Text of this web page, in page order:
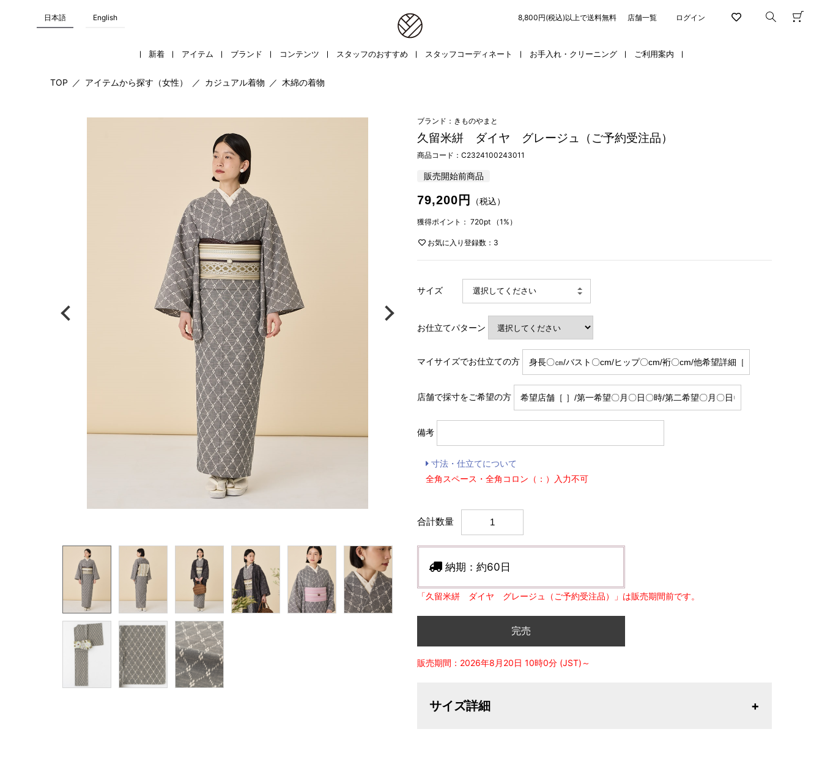
日本語 English ログイン
8,800円(税込)以上で送料無料 店舗一覧
新着 アイテム ブランド コンテンツ スタッフのおすすめ スタッフコーディネート お手入れ・クリーニング ご利用案内
TOP ／ アイテムから探す（女性） ／ カジュアル着物 ／ 木綿の着物
ブランド：きものやまと
久留米絣 ダイヤ グレージュ（ご予約受注品）
商品コード： C2324100243011
販売開始前商品
79,200円 （税込）
獲得ポイント： 720pt （1%）
お気に入り登録数：3
サイズ
お仕立てパターン
マイサイズでお仕立ての方
店舗で採寸をご希望の方
備考
寸法・仕立てについて
全角スペース・全角コロン（：）入力不可
合計数量
納期： 約60日
「久留米絣 ダイヤ グレージュ（ご予約受注品）」は販売期間前です。
完売
販売期間：2026年8月20日 10時0分 (JST)～
サイズ詳細